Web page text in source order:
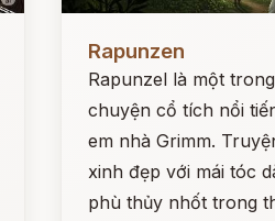
Rapunzen
Rapunzel là một
chuyện cổ tích nổi
em nhà Grimm.
xinh đẹp với mái tóc
phù thủy nhốt trong